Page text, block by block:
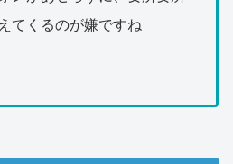
てくるのが嫌ですね